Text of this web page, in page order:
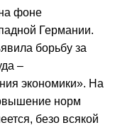
фоне
Германии.
борьбу за
–
экономики». На
норм
безо всякой